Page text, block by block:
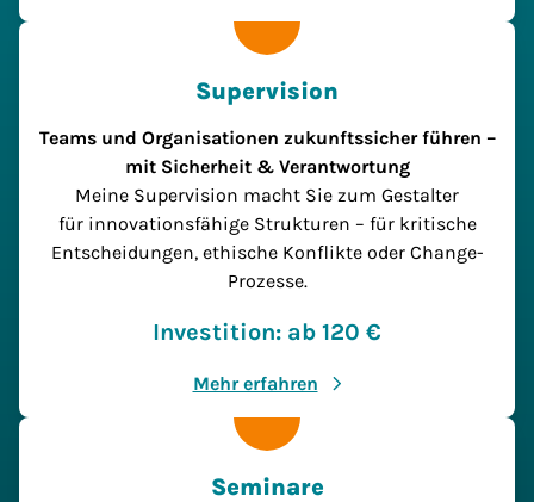
Supervision
Teams und Organisationen zukunftssicher führen –
mit Sicherheit & Verantwortung
Meine Supervision macht Sie zum Gestalter
für innovationsfähige Strukturen – für kritische
Entscheidungen, ethische Konflikte oder Change-
Prozesse.
Investition: ab 120 €
Mehr erfahren
Seminare